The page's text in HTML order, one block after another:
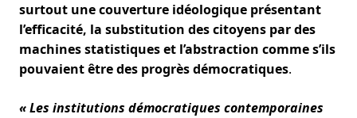
surtout une couverture idéologique présentant
l’efficacité, la substitution des citoyens par des
machines statistiques et l’abstraction comme s’ils
pouvaient être des progrès démocratiques.
« Les institutions démocratiques contemporaines